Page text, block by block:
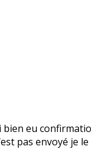
bien eu
pas envoyé je